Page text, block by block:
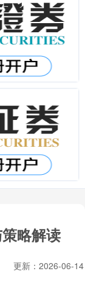
略解读
更新：2026-06-14